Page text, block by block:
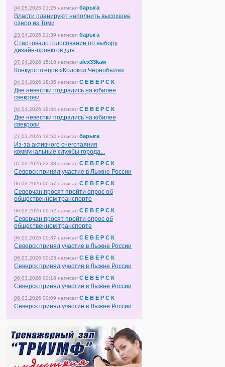
04.05.2026 21:25 написал барыга
Власти планируют наполнить высохшее
озеро из Томи
23.04.2026 21:39 написал барыга
Стартовало голосование по выбору
дизайн-проектов для...
07.04.2026 15:18 написал alex33kaw
Конкурс чтецов «Колокол Чернобыля»
04.04.2026 18:35 написал С Е В Е Р С К
Две невестки подрались на юбилее
свекрови
04.04.2026 18:34 написал С Е В Е Р С К
Две невестки подрались на юбилее
свекрови
27.03.2026 19:54 написал барыга
Из-за активного снеготаяния
коммунальные службы города...
07.03.2026 22:33 написал С Е В Е Р С К
Северск принял участие в Лыжне России
06.03.2026 00:57 написал С Е В Е Р С К
Северчан просят пройти опрос об
общественном транспорте
06.03.2026 00:52 написал С Е В Е Р С К
Северчан просят пройти опрос об
общественном транспорте
06.03.2026 00:37 написал С Е В Е Р С К
Северск принял участие в Лыжне России
06.03.2026 00:23 написал С Е В Е Р С К
Северск принял участие в Лыжне России
06.03.2026 00:18 написал С Е В Е Р С К
Северск принял участие в Лыжне России
06.03.2026 00:09 написал С Е В Е Р С К
Северск принял участие в Лыжне России